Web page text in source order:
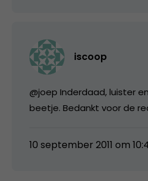
iscoop
@joep Inderdaad, luister
beetje. Bedankt voor de
10 september 2011 om